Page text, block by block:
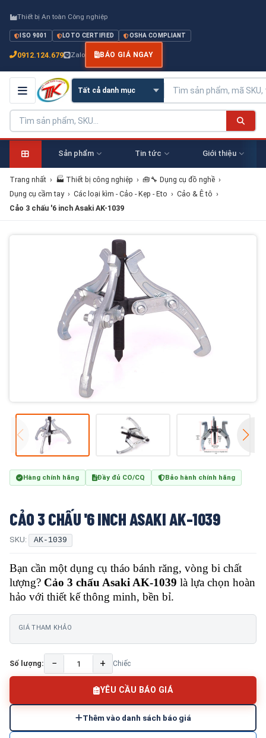
Thiết bị An toàn Công nghiệp
ISO 9001 LOTO CERTIFIED OSHA COMPLIANT
0912.124.679 Zalo BÁO GIÁ NGAY
Sản phẩm Tin tức Giới thiệu
Trang nhất › 🏭 Thiết bị công nghiệp › 🧰🔧 Dụng cụ đồ nghề ›
Dụng cụ cầm tay › Các loại kìm - Cảo - Kẹp - Eto › Cảo & Ê tô ›
Cảo 3 chấu '6 inch Asaki AK-1039
Hàng chính hãng Đầy đủ CO/CQ Bảo hành chính hãng
CẢO 3 CHẤU '6 INCH ASAKI AK-1039
SKU: AK-1039
Bạn cần một dụng cụ tháo bánh răng, vòng bi chất
lượng? Cảo 3 chấu Asaki AK-1039 là lựa chọn hoàn
hảo với thiết kế thông minh, bền bỉ.
GIÁ THAM KHẢO
Số lượng: − + Chiếc
YÊU CẦU BÁO GIÁ
Thêm vào danh sách báo giá